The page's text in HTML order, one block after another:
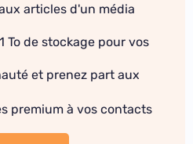
articles d'un média
To de stockage pour vos
et prenez part aux
premium à vos contacts